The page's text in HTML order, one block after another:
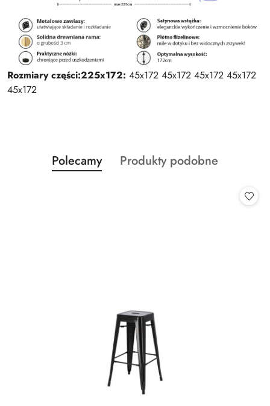
Rozmiary części:225x172: 45x172 45x172 45x172 45x172
45x172
Pomiń karuzelę produktów
Produkty
o
Polecamy
Produkty
Produkty podobne